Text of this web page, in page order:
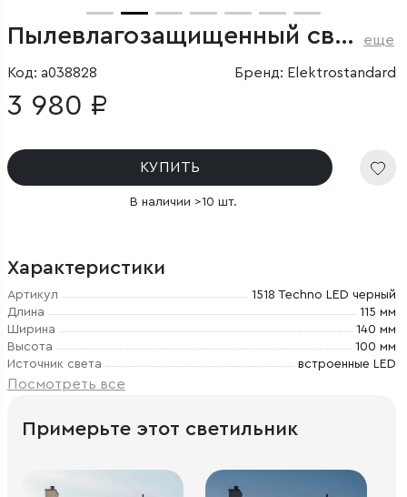
Пылевлагозащи­щенный светодиодный светильник с регулируемыми лучами Blade черный IP54 еще
Код: a038828 Бренд: Elektrostandard
3 980 ₽
КУПИТЬ
В наличии >10 шт.
Характеристики
Артикул
1518 Techno LED черный
Длина
115 мм
Ширина
140 мм
Высота
100 мм
Источник света
встроенные LED
Посмотреть все
Примерьте этот светильник